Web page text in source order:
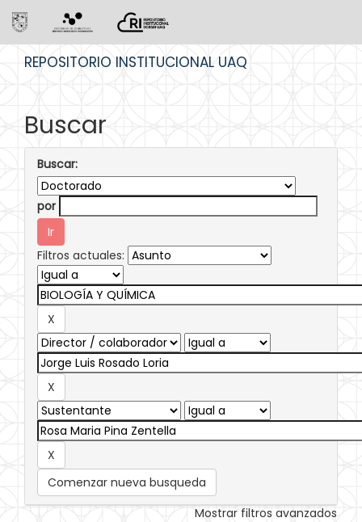
REPOSITORIO INSTITUCIONAL UAQ
Buscar
Buscar:
por
Filtros actuales:
Comenzar nueva busqueda
Mostrar filtros avanzados